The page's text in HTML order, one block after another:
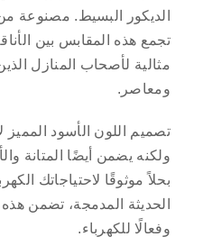
الديكور البسيط. مصنوعة
تجمع هذه المقابس بين
مثالية لأصحاب المنازل
ومعاصر.
تصميم اللون الأسود المميز
ولكنه يضمن أيضًا المتانة
بحلاً موثوقًا لاحتياجاتك
الحديثة المدمجة، تضمن هذه
وفعالًا للكهرباء.